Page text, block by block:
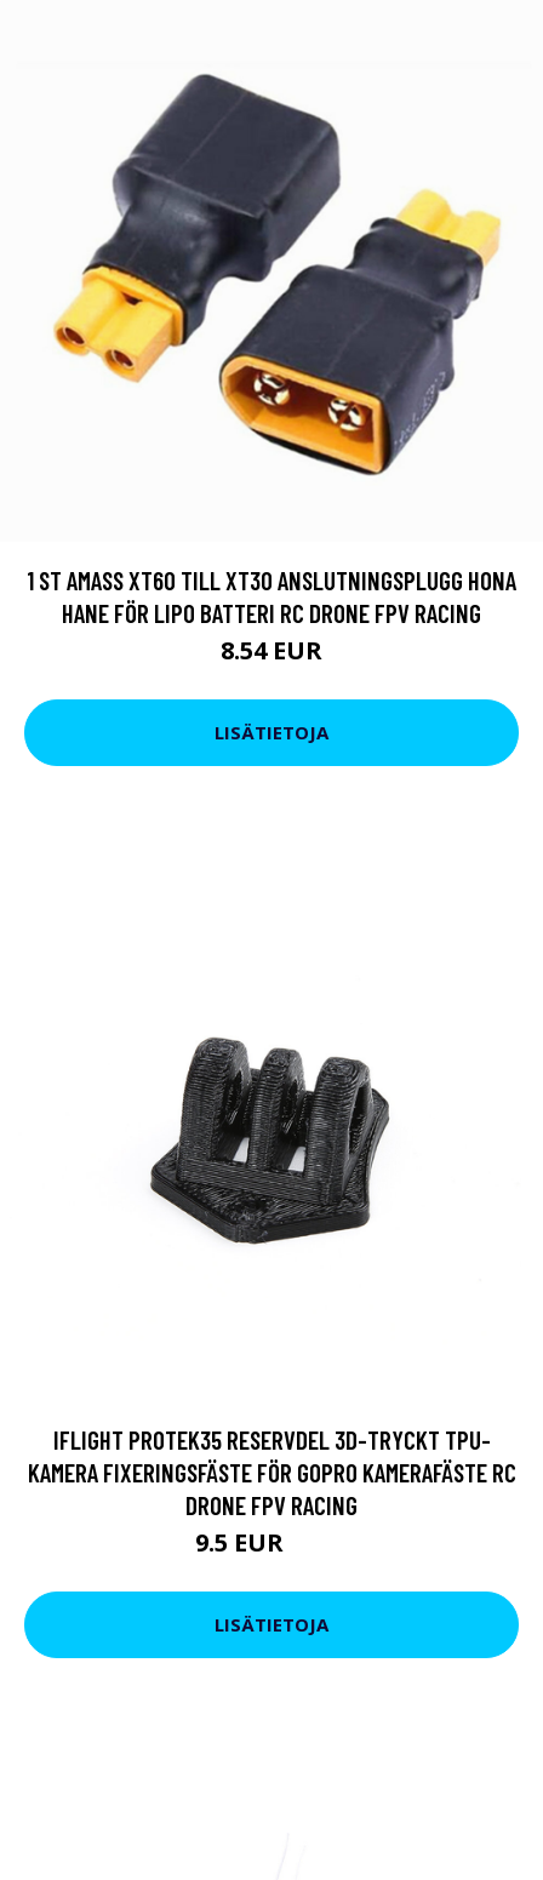
1 ST AMASS XT60 TILL XT30 ANSLUTNINGSPLUGG HONA
HANE FÖR LIPO BATTERI RC DRONE FPV RACING
8.54 EUR
LISÄTIETOJA
IFLIGHT PROTEK35 RESERVDEL 3D-TRYCKT TPU-
KAMERA FIXERINGSFÄSTE FÖR GOPRO KAMERAFÄSTE RC
DRONE FPV RACING
9.5 EUR
LISÄTIETOJA